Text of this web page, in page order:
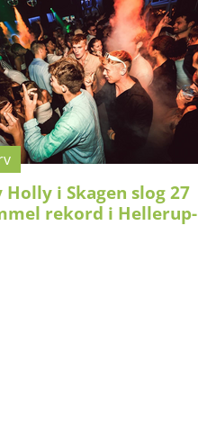
Holly i Skagen slog 27
rekord i Hellerup-